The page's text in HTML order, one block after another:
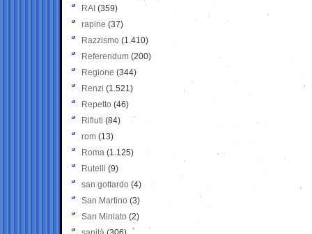
RAI (359)
rapine (37)
Razzismo (1.410)
Referendum (200)
Regione (344)
Renzi (1.521)
Repetto (46)
Rifiuti (84)
rom (13)
Roma (1.125)
Rutelli (9)
san gottardo (4)
San Martino (3)
San Miniato (2)